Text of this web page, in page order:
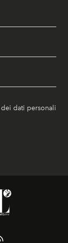
dati personali